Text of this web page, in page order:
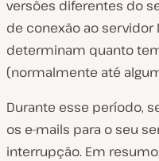
versões diferentes do
de conexão ao servidor
determinam quanto
(normalmente até
Durante esse período,
os e-mails para o seu
interrupção. Em